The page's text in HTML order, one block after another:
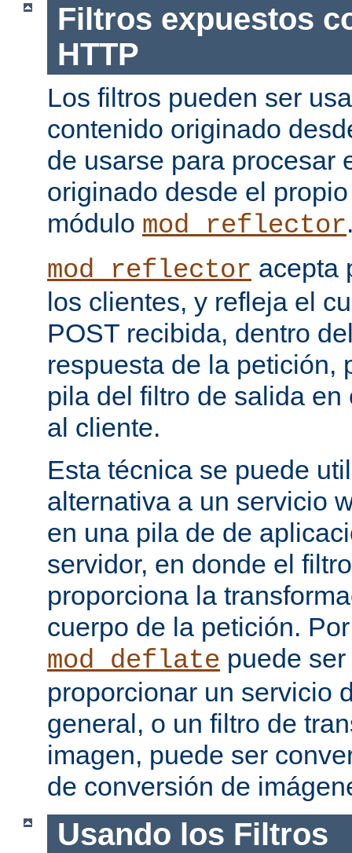
Filtros expuestos
HTTP
Los filtros pueden ser
contenido originado
de usarse para procesar
originado desde el
módulo mod_reflector
mod_reflector acepta
los clientes, y refleja el
POST recibida, dentro
respuesta de la petición,
pila del filtro de salida
al cliente.
Esta técnica se puede
alternativa a un servicio
en una pila de de
servidor, en donde el
proporciona la
cuerpo de la petición.
mod_deflate puede
proporcionar un servicio
general, o un filtro de
imagen, puede ser
de conversión de
Usando los Filtros